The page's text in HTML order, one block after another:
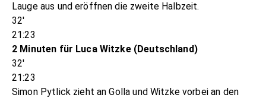
Lauge aus und eröffnen die zweite Halbzeit.
32'
21:23
2 Minuten für Luca Witzke (Deutschland)
32'
21:23
Simon Pytlick zieht an Golla und Witzke vorbei an den